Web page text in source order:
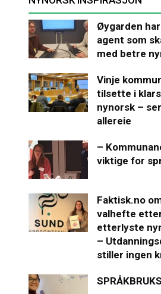
Øygarden
agent som
med betre
Vinje
tilsette i
nynorsk –
allereie
–
viktige for
Faktisk.no
valhefte
etterlyste
–
stiller ingen